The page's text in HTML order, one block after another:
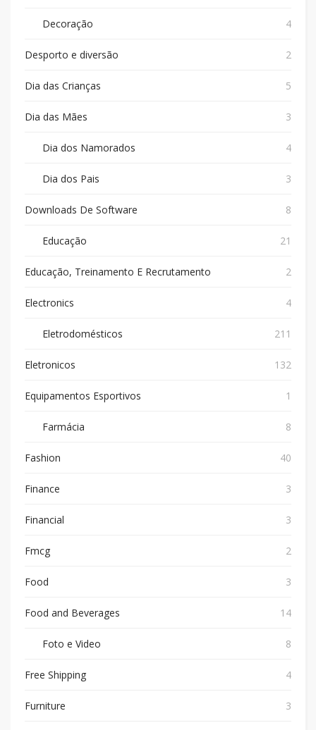
Decoração 4
Desporto e diversão 2
Dia das Crianças 5
Dia das Mães 3
Dia dos Namorados 4
Dia dos Pais 3
Downloads De Software 8
Educação 21
Educação, Treinamento E Recrutamento 2
Electronics 4
Eletrodomésticos 211
Eletronicos 132
Equipamentos Esportivos 1
Farmácia 8
Fashion 40
Finance 3
Financial 3
Fmcg 2
Food 3
Food and Beverages 14
Foto e Video 8
Free Shipping 4
Furniture 3